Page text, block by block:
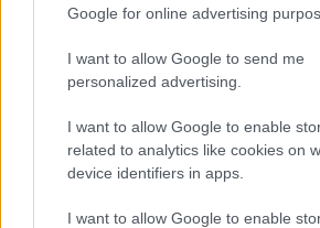
Google for online advertising
I want to allow Google to send me
personalized advertising.
I want to allow Google to enable
related to analytics like cookies on
device identifiers in apps.
I want to allow Google to enable